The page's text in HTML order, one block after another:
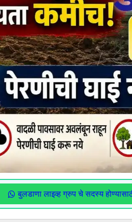
बुलडाणा लाइव्ह ग्रुप चे सदस्य